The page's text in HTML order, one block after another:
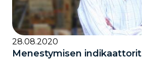
28.08.2020
Menestymisen indikaattorit